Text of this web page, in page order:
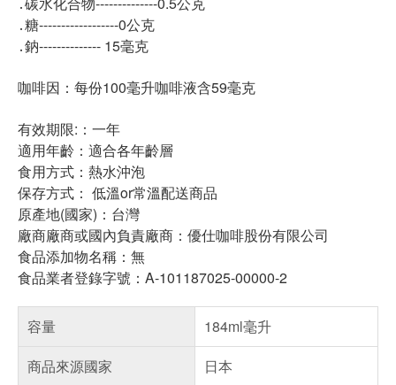
․糖------------------0公克
․鈉-------------- 15毫克
咖啡因：每份100毫升咖啡液含59毫克
有效期限:：一年
適用年齡：適合各年齡層
食用方式：熱水沖泡
保存方式： 低溫or常溫配送商品
原產地(國家)：台灣
廠商廠商或國內負責廠商：優仕咖啡股份有限公司
食品添加物名稱：無
食品業者登錄字號：A-101187025-00000-2
容量
184ml毫升
商品來源國家
日本